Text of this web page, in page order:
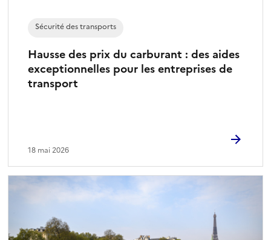
Hausse des prix du carburant : des aides
exceptionnelles pour les entreprises de
transport
Sécurité des transports
18 mai 2026